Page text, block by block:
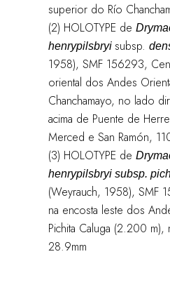
superior do Río
(2) HOLOTYPE de
henrypilsbryi subsp.
1958), SMF 156293,
oriental dos Andes
Chanchamayo, no lado
acima de Puente de
Merced e San Ramón,
(3) HOLOTYPE de
henrypilsbryi subsp.
(Weyrauch, 1958), SMF
na encosta leste dos
Pichita Caluga (2.200 m),
28.9mm